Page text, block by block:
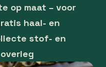
op maat – voor
haal- en
stof- en